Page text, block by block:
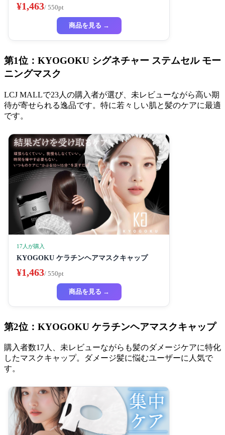
¥1,463/ 550pt
商品を見る →
第1位：KYOGOKU シグネチャー ステムセル モー
ニングマスク
LCJ MALLで23人の購入者が選び、未レビューながら高い期
待が寄せられる逸品です。特に若々しい肌と髪のケアに最適
です。
17人が購入
KYOGOKU ケラチンヘアマスクキャップ
¥1,463/ 550pt
商品を見る →
第2位：KYOGOKU ケラチンヘアマスクキャップ
購入者数17人、未レビューながらも髪のダメージケアに特化
したマスクキャップ。ダメージ髪に悩むユーザーに人気で
す。